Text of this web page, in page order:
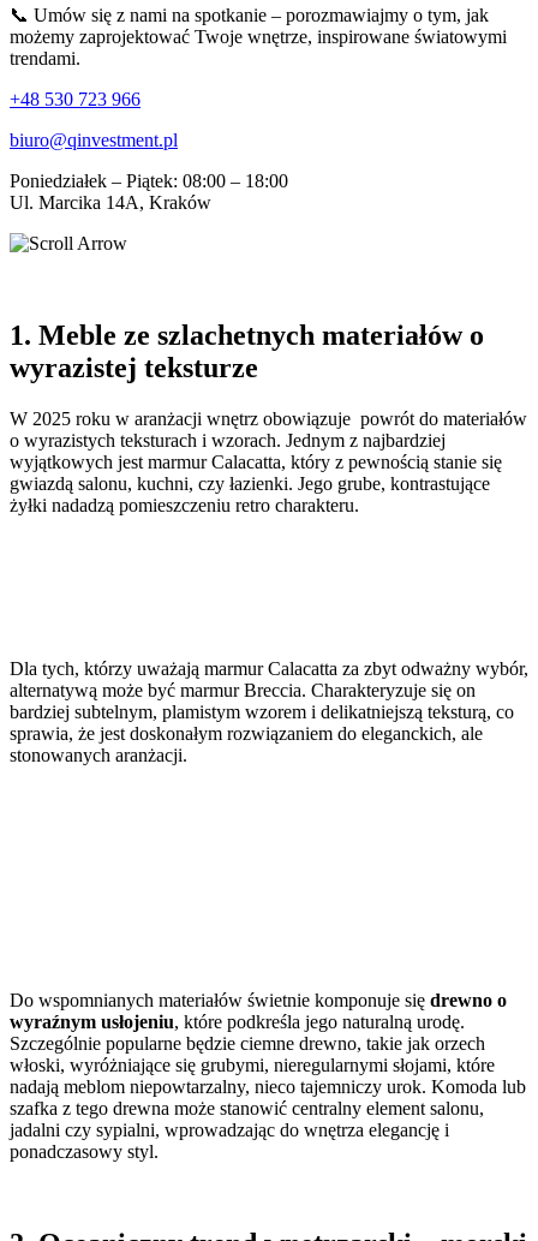
📞 Umów się z nami na spotkanie – porozmawiajmy o tym, jak
możemy zaprojektować Twoje wnętrze, inspirowane światowymi
trendami.
+48 530 723 966
biuro@qinvestment.pl
Poniedziałek – Piątek: 08:00 – 18:00
Ul. Marcika 14A, Kraków
1. Meble ze szlachetnych materiałów o
wyrazistej teksturze
W 2025 roku w aranżacji wnętrz obowiązuje powrót do materiałów
o wyrazistych teksturach i wzorach. Jednym z najbardziej
wyjątkowych jest marmur Calacatta, który z pewnością stanie się
gwiazdą salonu, kuchni, czy łazienki. Jego grube, kontrastujące
żyłki nadadzą pomieszczeniu retro charakteru.
Dla tych, którzy uważają marmur Calacatta za zbyt odważny wybór,
alternatywą może być marmur Breccia. Charakteryzuje się on
bardziej subtelnym, plamistym wzorem i delikatniejszą teksturą, co
sprawia, że jest doskonałym rozwiązaniem do eleganckich, ale
stonowanych aranżacji.
Do wspomnianych materiałów świetnie komponuje się drewno o
wyraźnym usłojeniu, które podkreśla jego naturalną urodę.
Szczególnie popularne będzie ciemne drewno, takie jak orzech
włoski, wyróżniające się grubymi, nieregularnymi słojami, które
nadają meblom niepowtarzalny, nieco tajemniczy urok. Komoda lub
szafka z tego drewna może stanowić centralny element salonu,
jadalni czy sypialni, wprowadzając do wnętrza elegancję i
ponadczasowy styl.